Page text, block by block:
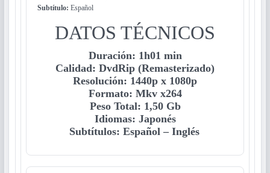
Subtítulo: Español
DATOS TÉCNICOS
Duración: 1h01 min
Calidad: DvdRip (Remasterizado)
Resolución: 1440p x 1080p
Formato: Mkv x264
Peso Total: 1,50 Gb
Idiomas: Japonés
Subtítulos: Español – Inglés